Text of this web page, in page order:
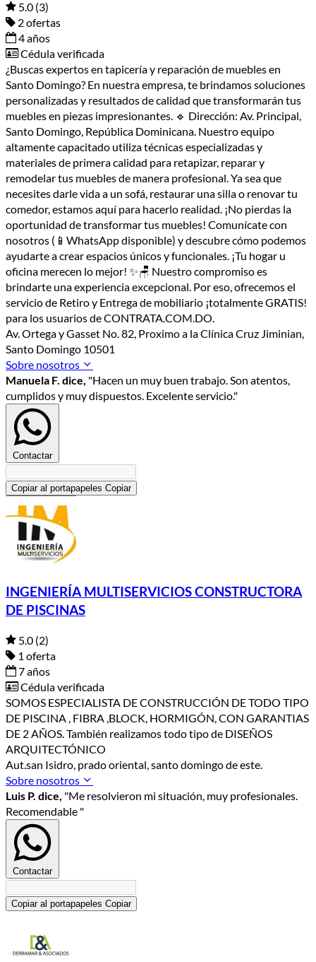
5.0 (3)
2 ofertas
4 años
Cédula verificada
¿Buscas expertos en tapicería y reparación de muebles en
Santo Domingo? En nuestra empresa, te brindamos soluciones
personalizadas y resultados de calidad que transformarán tus
muebles en piezas impresionantes. 🔹 Dirección: Av. Principal,
Santo Domingo, República Dominicana. Nuestro equipo
altamente capacitado utiliza técnicas especializadas y
materiales de primera calidad para retapizar, reparar y
remodelar tus muebles de manera profesional. Ya sea que
necesites darle vida a un sofá, restaurar una silla o renovar tu
comedor, estamos aquí para hacerlo realidad. ¡No pierdas la
oportunidad de transformar tus muebles! Comunícate con
nosotros (📱WhatsApp disponible) y descubre cómo podemos
ayudarte a crear espacios únicos y funcionales. ¡Tu hogar u
oficina merecen lo mejor! ✨🪑 Nuestro compromiso es
brindarte una experiencia excepcional. Por eso, ofrecemos el
servicio de Retiro y Entrega de mobiliario ¡totalmente GRATIS!
para los usuarios de CONTRATA.COM.DO.
Av. Ortega y Gasset No. 82, Proximo a la Clínica Cruz Jiminian,
Santo Domingo 10501
Sobre nosotros
Manuela F. dice, "Hacen un muy buen trabajo. Son atentos,
cumplidos y muy dispuestos. Excelente servicio."
Contactar
Copiar al portapapeles Copiar
INGENIERÍA MULTISERVICIOS CONSTRUCTORA
DE PISCINAS
5.0 (2)
1 oferta
7 años
Cédula verificada
SOMOS ESPECIALISTA DE CONSTRUCCIÓN DE TODO TIPO
DE PISCINA , FIBRA ,BLOCK, HORMIGÓN, CON GARANTIAS
DE 2 AÑOS. También realizamos todo tipo de DISEÑOS
ARQUITECTÓNICO
Aut.san Isidro, prado oriental, santo domingo de este.
Sobre nosotros
Luis P. dice, "Me resolvieron mi situación, muy profesionales.
Recomendable "
Contactar
Copiar al portapapeles Copiar